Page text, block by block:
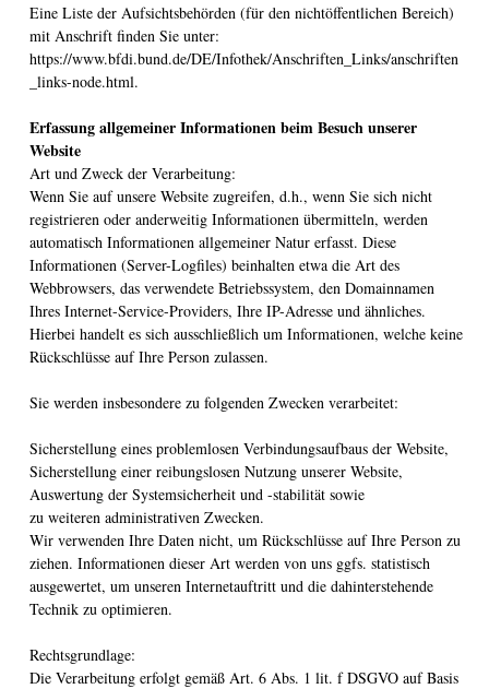
Eine Liste der Aufsichtsbehörden (für den nichtöffentlichen Bereich)
mit Anschrift finden Sie unter:
https://www.bfdi.bund.de/DE/Infothek/Anschriften_Links/anschriften
_links-node.html.
Erfassung allgemeiner Informationen beim Besuch unserer
Website
Art und Zweck der Verarbeitung:
Wenn Sie auf unsere Website zugreifen, d.h., wenn Sie sich nicht
registrieren oder anderweitig Informationen übermitteln, werden
automatisch Informationen allgemeiner Natur erfasst. Diese
Informationen (Server-Logfiles) beinhalten etwa die Art des
Webbrowsers, das verwendete Betriebssystem, den Domainnamen
Ihres Internet-Service-Providers, Ihre IP-Adresse und ähnliches.
Hierbei handelt es sich ausschließlich um Informationen, welche keine
Rückschlüsse auf Ihre Person zulassen.
Sie werden insbesondere zu folgenden Zwecken verarbeitet:
Sicherstellung eines problemlosen Verbindungsaufbaus der Website,
Sicherstellung einer reibungslosen Nutzung unserer Website,
Auswertung der Systemsicherheit und -stabilität sowie
zu weiteren administrativen Zwecken.
Wir verwenden Ihre Daten nicht, um Rückschlüsse auf Ihre Person zu
ziehen. Informationen dieser Art werden von uns ggfs. statistisch
ausgewertet, um unseren Internetauftritt und die dahinterstehende
Technik zu optimieren.
Rechtsgrundlage:
Die Verarbeitung erfolgt gemäß Art. 6 Abs. 1 lit. f DSGVO auf Basis